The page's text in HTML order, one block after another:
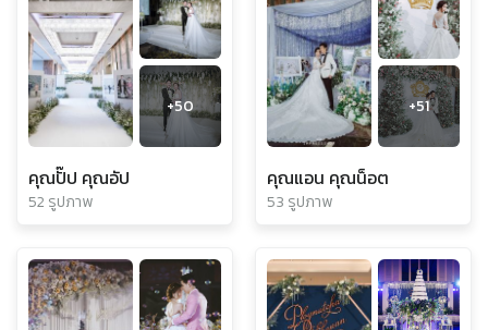
+50
คุณปั๊ป คุณอัป
52 รูปภาพ
+51
คุณแอน คุณน็อต
53 รูปภาพ